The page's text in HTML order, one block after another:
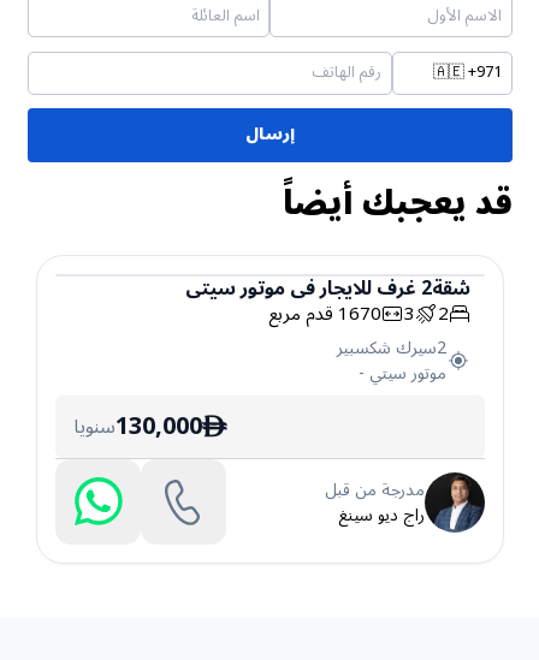
🇦🇪+971
إرسال
قد يعجبك أيضاً
شقة
شقة2غرفللايجارفيموتور سيتي
2
3
1670قدم مربع
2سيرك شكسبير
موتور سيتي -
ê
130,000سنويا
مدرجة من قبل
راج ديو سينغ